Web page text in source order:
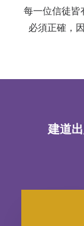
每一位信徒皆
必須正確，
建道